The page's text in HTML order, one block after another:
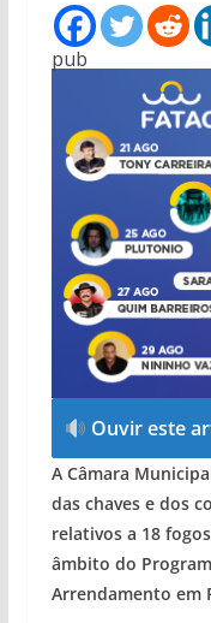
pub
Ouvir este
A Câmara
das chaves e dos
relativos a 18
âmbito do
Arrendamento em